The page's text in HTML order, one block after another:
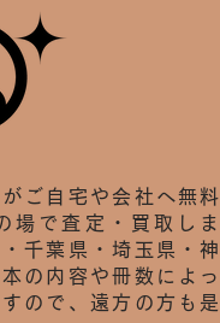
ご自宅や会社へ無料
場で査定・買取しま
千葉県・埼玉県・神
の内容や冊数によっ
ので、遠方の方も是